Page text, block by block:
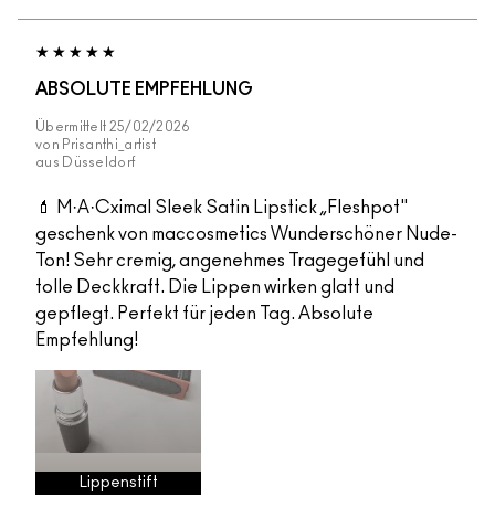
ABSOLUTE EMPFEHLUNG
Übermittelt 25/02/2026
von Prisanthi_artist
aus
Düsseldorf
💄 M·A·Cximal Sleek Satin Lipstick „Fleshpot"
geschenk von maccosmetics Wunderschöner Nude-
Ton! Sehr cremig, angenehmes Tragegefühl und
tolle Deckkraft. Die Lippen wirken glatt und
gepflegt. Perfekt für jeden Tag. Absolute
Empfehlung!
Lippenstift